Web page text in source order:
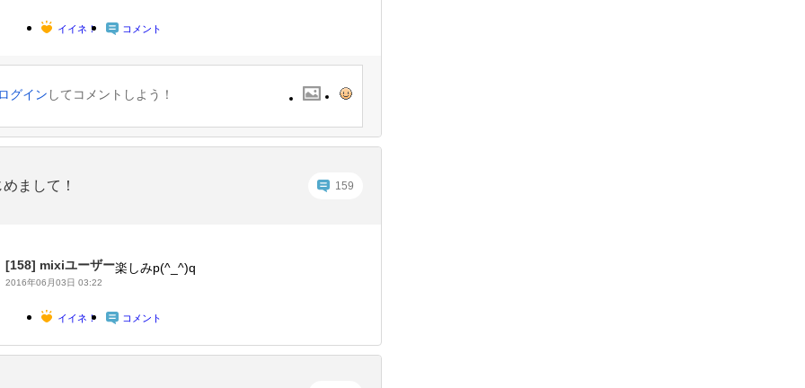
イイネ！ コメント
グイン してコメントしよう！
まして！ 159
[158] mixiユーザー
2016年06月03日 03:22
楽しみp(^_^)q
イイネ！ コメント